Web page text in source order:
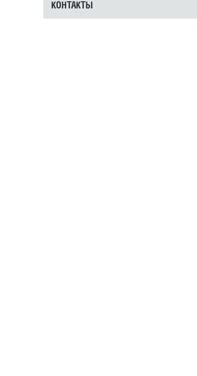
КОНТАКТЫ